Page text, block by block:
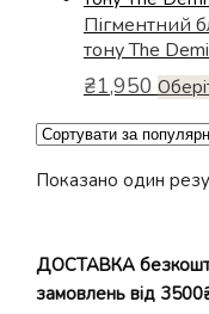
Пігментний
тону The
₴1,950
Показано один
ДОСТАВКА
замовлень від